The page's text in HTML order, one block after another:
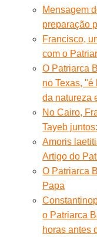
Mensagem
preparação
Francisco,
com o
O Patriarca
no Texas,
da natureza
No Cairo,
Tayeb
Amoris
Artigo do
O Patriarca
Papa
o Patriarca
horas antes